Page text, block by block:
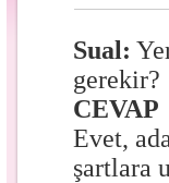
Sual:
gerekir?
CEVAP
Evet,
şartlara